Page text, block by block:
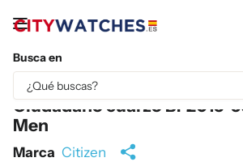
Busca en
Parte del contenido se ha traducido
Ciudadano cuarzo BF2013-
Men
Marca Citizen